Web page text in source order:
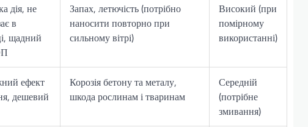
дія, не
в
щадний
Запах, летючість (потрібно
наносити повторно при
сильному вітрі)
Високий (при
помірному
використанні)
ефект
дешевий
Корозія бетону та металу,
шкода рослинам і тваринам
Середній
(потрібне
змивання)